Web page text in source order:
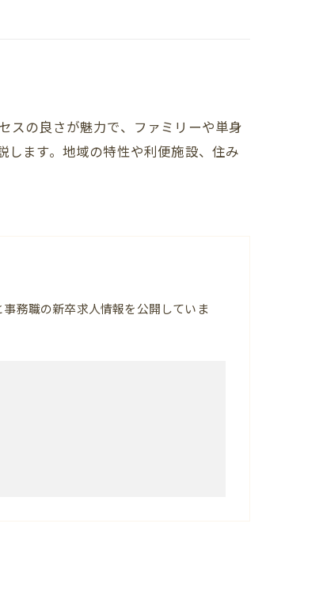
スの良さが魅力で、ファミリーや単身
ます。地域の特性や利便施設、住み
務職の新卒求人情報を公開していま